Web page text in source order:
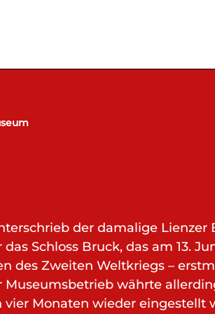
der damalige
Schloss Bruck, das am 13.
des Zweiten Weltkriegs –
Museumsbetrieb währte
Monaten wieder eingestellt